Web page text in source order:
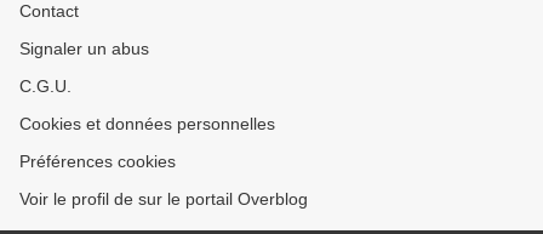
Contact
Signaler un abus
C.G.U.
Cookies et données personnelles
Préférences cookies
Voir le profil de sur le portail Overblog